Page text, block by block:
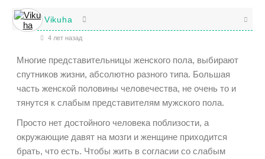
Vikuha
4 лет назад
Многие представительницы женского пола, выбирают
спутников жизни, абсолютно разного типа. Большая
часть женской половины человечества, не очень то и
тянутся к слабым представителям мужского пола.
Просто нет достойного человека поблизости, а
окружающие давят на мозги и женщине приходится
брать, что есть. Чтобы жить в согласии со слабым